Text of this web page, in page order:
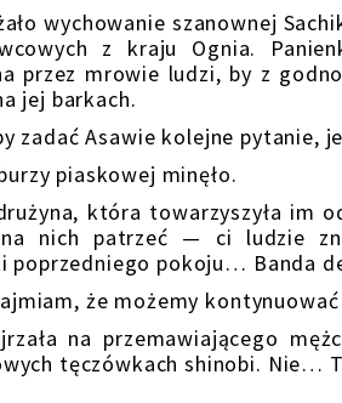
szanownej
z kraju Ognia.
przez mrowie ludzi, by z
jej barkach.
Asawie kolejne pytanie,
piaskowej minęło.
która towarzyszyła im od
nich patrzeć — ci ludzie
poprzedniego pokoju… Banda
że możemy kontynuować
przemawiającego
tęczówkach shinobi. Nie…